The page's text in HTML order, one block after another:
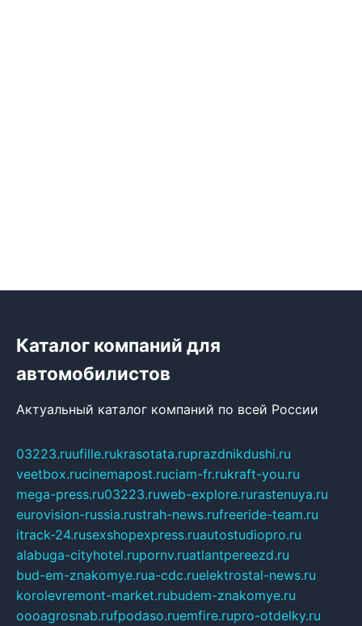
Каталог компаний для
автомобилистов
Актуальный каталог компаний по всей России
03223.ruufille.rukrasotata.ruprazdnikdushi.ru
veetbox.rucinemapost.ruciam-fr.rukraft-you.ru
mega-press.ru03223.ruweb-explore.rurastenuya.ru
eurovision-russia.rustrah-news.rufreeride-team.ru
itrack-24.rusexshopexpress.ruautostudiopro.ru
alabuga-cityhotel.rupornv.ruatlantpereezd.ru
bud-em-znakomye.rua-cdc.ruelektrostal-news.ru
korolevremont-market.rubudem-znakomye.ru
oooagrosnab.rufpodaso.ruemfire.rupro-otdelky.ru